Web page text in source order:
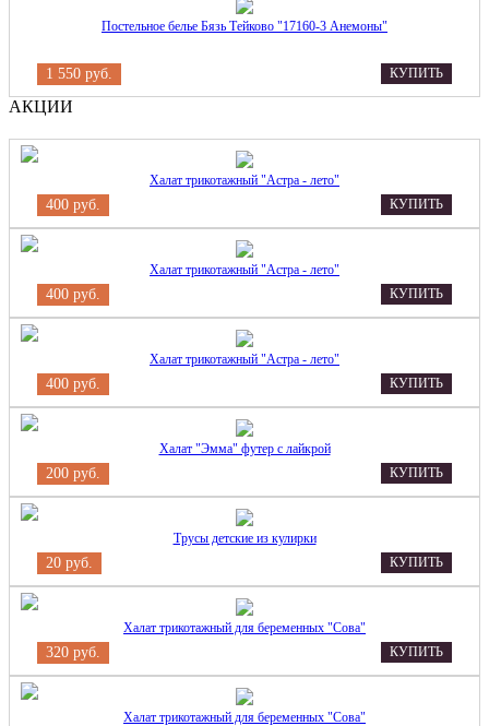
Постельное белье Бязь Тейково "17160-3 Анемоны"
1 550 руб. КУПИТЬ
АКЦИИ
Халат трикотажный "Астра - лето"
400 руб. КУПИТЬ
Халат трикотажный "Астра - лето"
400 руб. КУПИТЬ
Халат трикотажный "Астра - лето"
400 руб. КУПИТЬ
Халат "Эмма" футер с лайкрой
200 руб. КУПИТЬ
Трусы детские из кулирки
20 руб. КУПИТЬ
Халат трикотажный для беременных "Сова"
320 руб. КУПИТЬ
Халат трикотажный для беременных "Сова"